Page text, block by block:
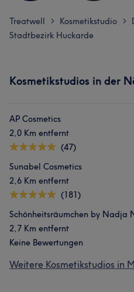
Treatwell > Kosmetikstudio >
Stadtbezirk Huckarde
Kosmetikstudios in der
AP Cosmetics
2,0 Km entfernt
(47)
Sunabel Cosmetics
2,6 Km entfernt
(181)
Schönheitsräumchen by Nadja
2,7 Km entfernt
Keine Bewertungen
Weitere Kosmetikstudios in